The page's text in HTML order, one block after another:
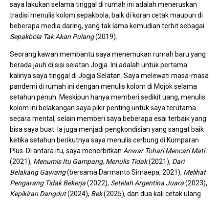
saya lakukan selama tinggal di rumah ini adalah meneruskan
tradisi menulis kolom sepakbola, baik di koran cetak maupun di
beberapa media daring, yang tak lama kemudian terbit sebagai
Sepakbola Tak Akan Pulang(2019).
Seorang kawan membantu saya menemukan rumah baru yang
berada jauh di sisi selatan Jogja. Ini adalah untuk pertama
kalinya saya tinggal di Jogja Selatan. Saya melewati masa-masa
pandemi di rumah ini dengan menulis kolom di Mojok selama
setahun penuh. Meskipun hanya memberi sedikit uang, menulis
kolom ini belakangan saya pikir penting untuk saya terutama
secara mental, selain memberi saya beberapa esai terbaik yang
bisa saya buat. Ia juga menjadi pengkondisian yang sangat baik
ketika setahun berikutnya saya menulis cerbung di Kumparan
Plus. Di antara itu, saya menerbitkan Anwar Tohari Mencari Mati
(2021), Menumis Itu Gampang, Menulis Tidak(2021), Dari
Belakang Gawang(bersama Darmanto Simaepa, 2021), Melihat
Pengarang Tidak Bekerja(2022), Setelah Argentina Juara(2023),
Kepikiran Dangdut(2024), Bek(2025), dan dua kali cetak ulang